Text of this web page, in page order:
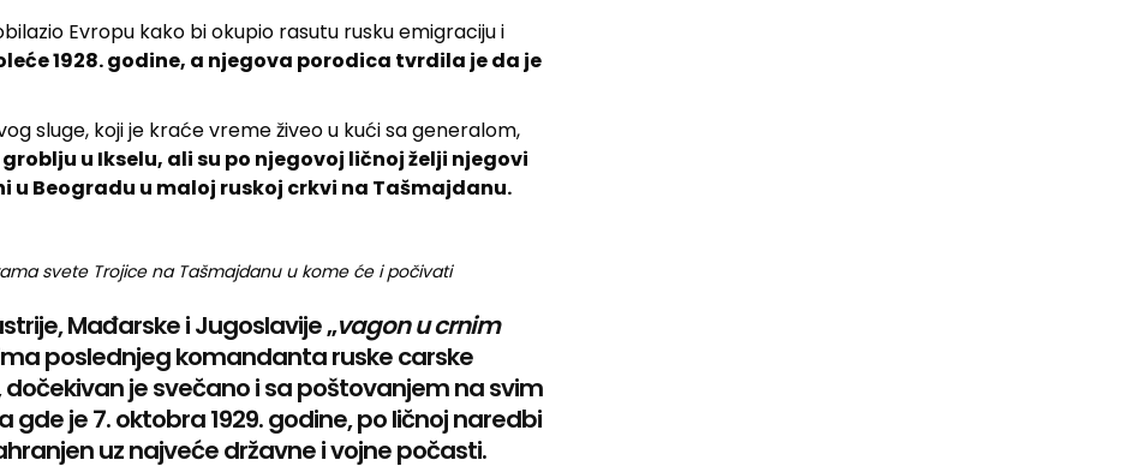
Evropu kako bi okupio rasutu rusku emigraciju i
1928. godine, a njegova porodica tvrdila je da je
sluge, koji je kraće vreme živeo u kući sa generalom,
u Ikselu, ali su po njegovoj ličnoj želji njegovi
Beogradu u maloj ruskoj crkvi na Tašmajdanu.
svete Trojice na Tašmajdanu u kome će i počivati
Mađarske i Jugoslavije „vagon u crnim
poslednjeg komandanta ruske carske
je svečano i sa poštovanjem na svim
je 7. oktobra 1929. godine, po ličnoj naredbi
uz najveće državne i vojne počasti.